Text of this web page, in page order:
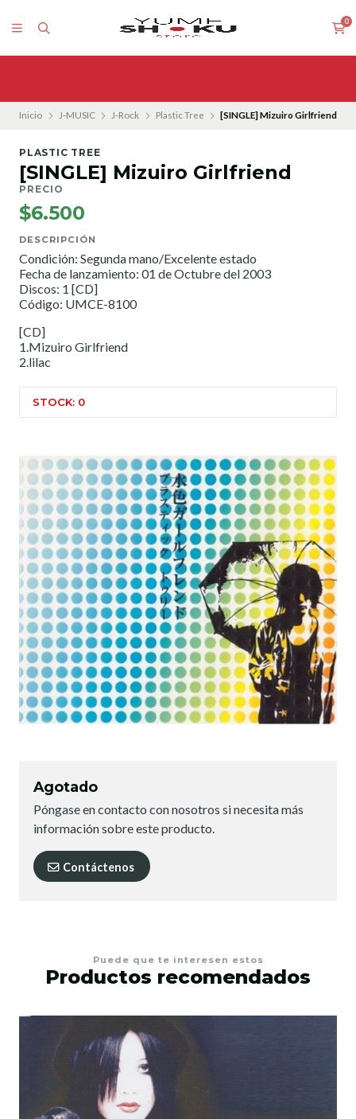
0
Inicio J-MUSIC J-Rock Plastic Tree [SINGLE] Mizuiro Girlfriend
PLASTIC TREE
[SINGLE] Mizuiro Girlfriend
PRECIO
$6.500
DESCRIPCIÓN
Condición: Segunda mano/Excelente estado
Fecha de lanzamiento: 01 de Octubre del 2003
Discos: 1 [CD]
Código: UMCE-8100
[CD]
1.Mizuiro Girlfriend
2.lilac
STOCK: 0
Agotado
Póngase en contacto con nosotros si necesita más
información sobre este producto.
Contáctenos
Puede que te interesen estos
Productos recomendados